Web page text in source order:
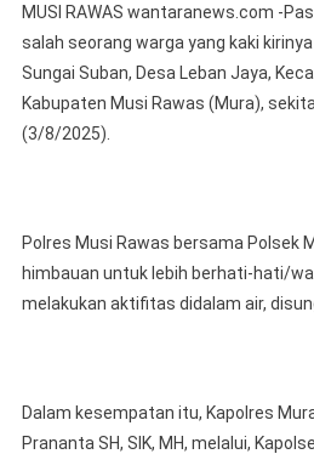
MUSI RAWAS wantaranews.com -
salah seorang warga yang kaki
Sungai Suban, Desa Leban Jaya,
Kabupaten Musi Rawas (Mura),
(3/8/2025).
Polres Musi Rawas bersama Polsek
himbauan untuk lebih berhati-hati/
melakukan aktifitas didalam air,
Dalam kesempatan itu, Kapolres
Prananta SH, SIK, MH, melalui,